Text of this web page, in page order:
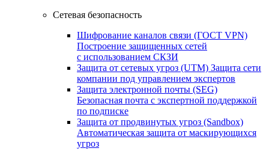
Сетевая безопасность
Шифрование каналов связи (ГОСТ VPN)
Построение защищенных сетей
с использованием СКЗИ
Защита от сетевых угроз (UTM) Защита сети
компании под управлением экспертов
Защита электронной почты (SEG)
Безопасная почта с экспертной поддержкой
по подписке
Защита от продвинутых угроз (Sandbox)
Автоматическая защита от маскирующихся
угроз